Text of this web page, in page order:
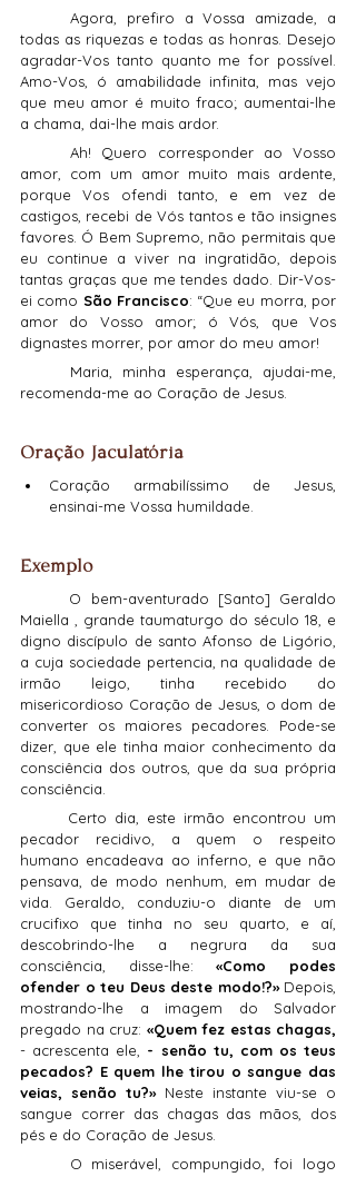
todas as riquezas e todas as honras. Desejo
agradar-Vos tanto quanto me for possível.
Amo-Vos, ó amabilidade infinita, mas vejo
que meu amor é muito fraco; aumentai-lhe
a chama, dai-lhe mais ardor.
	Ah! Quero corresponder ao Vosso
amor, com um amor muito mais ardente,
porque Vos ofendi tanto, e em vez de
castigos, recebi de Vós tantos e tão insignes
favores. Ó Bem Supremo, não permitais que
eu continue a viver na ingratidão, depois
tantas graças que me tendes dado. Dir-Vos-
ei como São Francisco: “Que eu morra, por
amor do Vosso amor; ó Vós, que Vos
dignastes morrer, por amor do meu amor!
recomenda-me ao Coração de Jesus.
Oração Jaculatória
Coração armabilíssimo de Jesus,
ensinai-me Vossa humildade.
Exemplo
Maiella , grande taumaturgo do século 18, e
digno discípulo de santo Afonso de Ligório,
a cuja sociedade pertencia, na qualidade de
irmão leigo, tinha recebido do
misericordioso Coração de Jesus, o dom de
converter os maiores pecadores. Pode-se
dizer, que ele tinha maior conhecimento da
consciência dos outros, que da sua própria
consciência.
pecador recidivo, a quem o respeito
humano encadeava ao inferno, e que não
pensava, de modo nenhum, em mudar de
vida. Geraldo, conduziu-o diante de um
crucifixo que tinha no seu quarto, e aí,
descobrindo-lhe a negrura da sua
consciência, disse-lhe: «Como podes
ofender o teu Deus deste modo!?» Depois,
mostrando-lhe a imagem do Salvador
pregado na cruz:
- acrescenta ele,
- senão tu, com os teus
pecados? E quem lhe tirou o sangue das
veias, senão tu?» Neste instante viu-se o
sangue correr das chagas das mãos, dos
pés e do Coração de Jesus.